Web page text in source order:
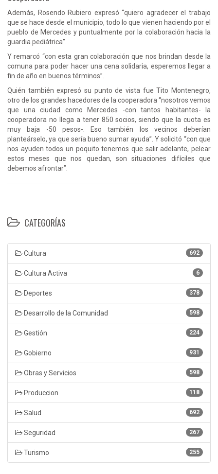
Además, Rosendo Rubiero expresó “quiero agradecer el trabajo
que se hace desde el municipio, todo lo que vienen haciendo por el
pueblo de Mercedes y puntualmente por la colaboración hacia la
guardia pediátrica”.
Y remarcó “con esta gran colaboración que nos brindan desde la
comuna para poder hacer una cena solidaria, esperemos llegar a
fin de año en buenos términos”.
Quién también expresó su punto de vista fue Tito Montenegro,
otro de los grandes hacedores de la cooperadora “nosotros vemos
que una ciudad como Mercedes -con tantos habitantes- la
cooperadora no llega a tener 850 socios, siendo que la cuota es
muy baja -50 pesos-. Eso también los vecinos deberían
planteárselo, ya que sería bueno sumar ayuda”. Y solicitó “con que
nos ayuden todos un poquito tenemos que salir adelante, pelear
estos meses que nos quedan, son situaciones difíciles que
debemos afrontar”.
CATEGORÍAS
692
Cultura
6
Cultura Activa
378
Deportes
598
Desarrollo de la Comunidad
224
Gestión
931
Gobierno
598
Obras y Servicios
118
Produccion
692
Salud
267
Seguridad
255
Turismo